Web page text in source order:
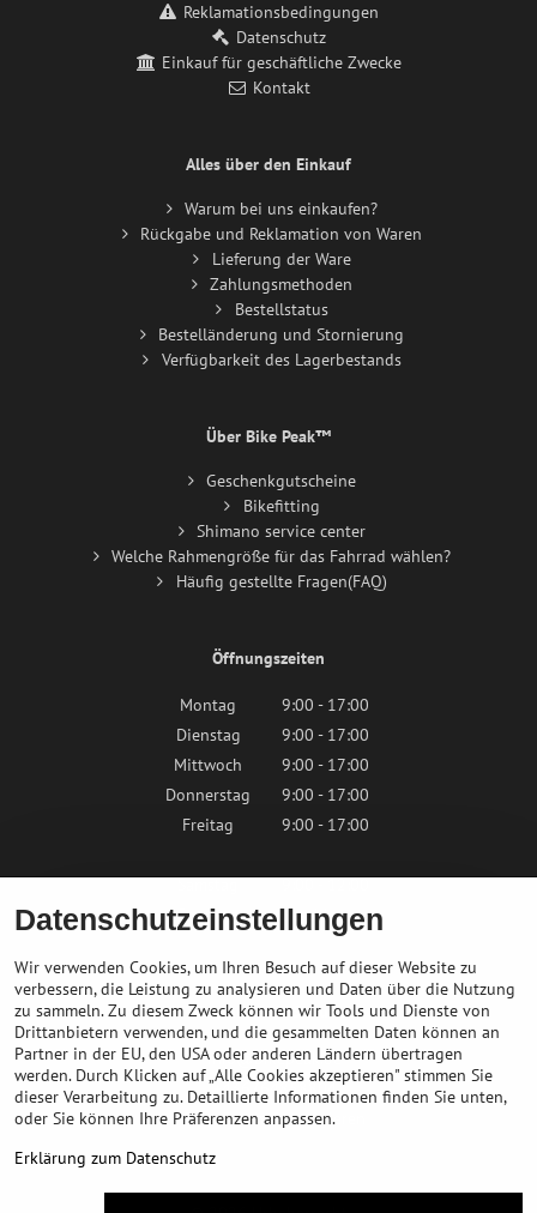
Reklamationsbedingungen
Datenschutz
Einkauf für geschäftliche Zwecke
Kontakt
Alles über den Einkauf
Warum bei uns einkaufen?
Rückgabe und Reklamation von Waren
Lieferung der Ware
Zahlungsmethoden
Bestellstatus
Bestelländerung und Stornierung
Verfügbarkeit des Lagerbestands
Über Bike Peak™
Geschenkgutscheine
Bikefitting
Shimano service center
Welche Rahmengröße für das Fahrrad wählen?
Häufig gestellte Fragen(FAQ)
Öffnungszeiten
Montag
9:00 - 17:00
Dienstag
9:00 - 17:00
Mittwoch
9:00 - 17:00
Donnerstag
9:00 - 17:00
Freitag
9:00 - 17:00
Samstag
9:00 - 12:00
Sonntag
Geschlossen
Kontaktieren Sie uns
info@bikepeak.de
+436764858804
Zum Geschäft navigieren
Datenschutzeinstellungen
Wir verwenden Cookies, um Ihren Besuch auf dieser Website zu
verbessern, die Leistung zu analysieren und Daten über die Nutzung
zu sammeln. Zu diesem Zweck können wir Tools und Dienste von
Drittanbietern verwenden, und die gesammelten Daten können an
Partner in der EU, den USA oder anderen Ländern übertragen
werden. Durch Klicken auf „Alle Cookies akzeptieren" stimmen Sie
dieser Verarbeitung zu. Detaillierte Informationen finden Sie unten,
oder Sie können Ihre Präferenzen anpassen.
Erklärung zum Datenschutz